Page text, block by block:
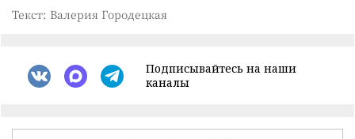
Текст: Валерия Городецкая
Подписывайтесь на наши
каналы